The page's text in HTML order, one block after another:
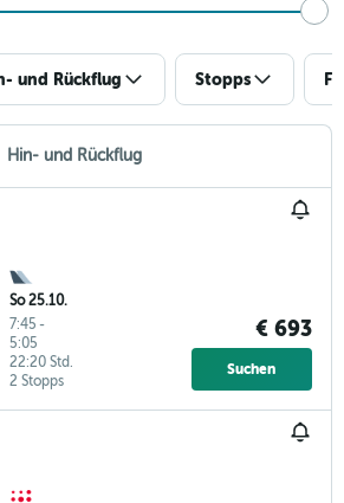
und Rückflug Stopps
Hin- und Rückflug
So 25.10.
7:45 -
5:05
2 Stopps
22:20 Std.
€ 693
Suchen